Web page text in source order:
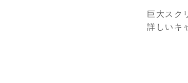
巨大スク
詳しいキ